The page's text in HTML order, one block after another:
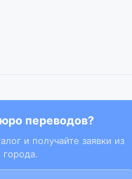
переводов?
и получайте заявки из
города.